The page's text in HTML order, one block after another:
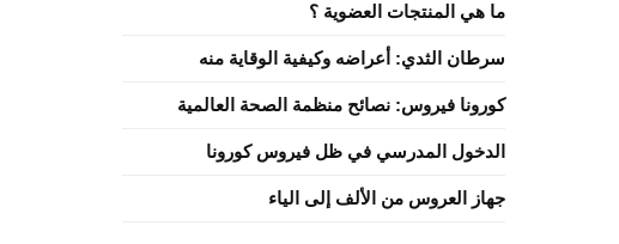
ما هي المنتجات العضوية ؟
سرطان الثدي: أعراضه وكيفية الوقاية منه
كورونا فيروس: نصائح منظمة الصحة العالمية
الدخول المدرسي في ظل فيروس كورونا
جهاز العروس من الألف إلى الياء